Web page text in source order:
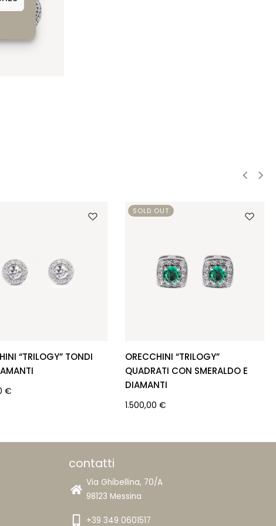
“TRILOGY” TONDI
€
SOLD OUT
ORECCHINI “TRILOGY”
QUADRATI CON SMERALDO E
DIAMANTI
1.500,00€
contatti
Via Ghibellina, 70/A
98123 Messina
+39 349 0601517